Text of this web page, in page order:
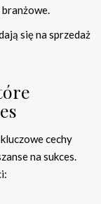
się na sprzedaż
cechy
na sukces.